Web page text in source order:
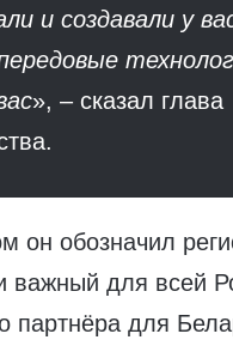
и создавали у
», – сказал глава
он обозначил
важный для всей
партнёра для